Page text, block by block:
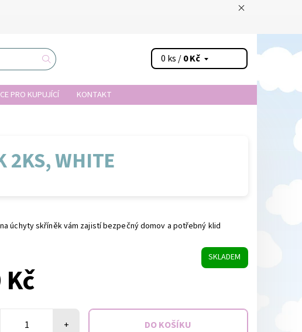
0 ks /0 Kč
PRO KUPUJÍCÍ KONTAKT
2KS, WHITE
úchyty skříněk vám zajistí bezpečný domov a potřebný klid
SKLADEM
+